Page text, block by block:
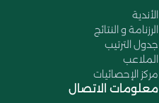
الأندية
الرزنامة و النتائج
جدول الترتيب
الملاعب
مركز الإحصائيات
معلومات الاتصال